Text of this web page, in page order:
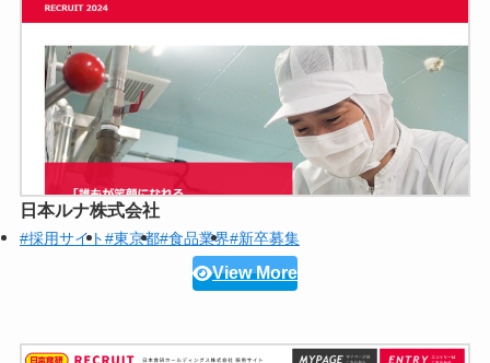
日本ルナ株式会社
#採用サイト#東京都#食品業界#新卒募集
View More